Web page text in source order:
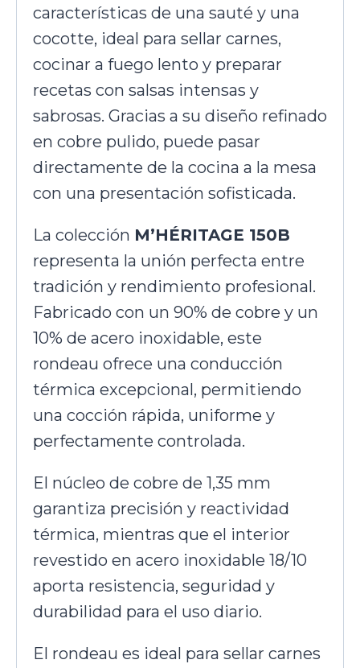
características de una sauté y una
cocotte, ideal para sellar carnes,
cocinar a fuego lento y preparar
recetas con salsas intensas y
sabrosas. Gracias a su diseño refinado
en cobre pulido, puede pasar
directamente de la cocina a la mesa
con una presentación sofisticada.
La colección M’HÉRITAGE 150B
representa la unión perfecta entre
tradición y rendimiento profesional.
Fabricado con un 90% de cobre y un
10% de acero inoxidable, este
rondeau ofrece una conducción
térmica excepcional, permitiendo
una cocción rápida, uniforme y
perfectamente controlada.
El núcleo de cobre de 1,35 mm
garantiza precisión y reactividad
térmica, mientras que el interior
revestido en acero inoxidable 18/10
aporta resistencia, seguridad y
durabilidad para el uso diario.
El rondeau es ideal para sellar carnes